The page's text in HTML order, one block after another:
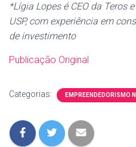
*Lígia Lopes é CEO da Teros
USP, com experiência em
de investimento
Publicação Original
Categorias: EMPREENDEDORISMO